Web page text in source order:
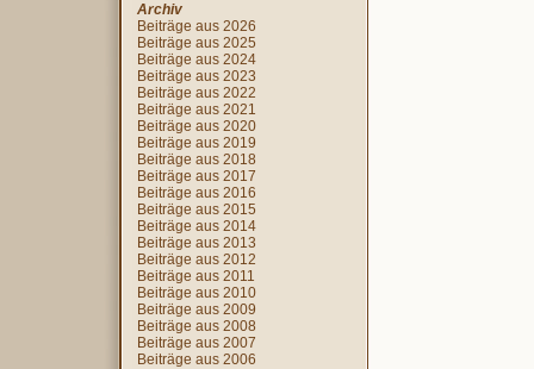
Archiv
Beiträge aus 2026
Beiträge aus 2025
Beiträge aus 2024
Beiträge aus 2023
Beiträge aus 2022
Beiträge aus 2021
Beiträge aus 2020
Beiträge aus 2019
Beiträge aus 2018
Beiträge aus 2017
Beiträge aus 2016
Beiträge aus 2015
Beiträge aus 2014
Beiträge aus 2013
Beiträge aus 2012
Beiträge aus 2011
Beiträge aus 2010
Beiträge aus 2009
Beiträge aus 2008
Beiträge aus 2007
Beiträge aus 2006